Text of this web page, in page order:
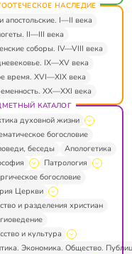
НАСЛЕДИЕ
апостольские. I—II века
II—III века
соборы. IV—VIII века
IX—XV века
время. XVI—XIX века
XX—XXI века
КАТАЛОГ
духовной жизни
богословие
беседы
Апологетика
Патрология
богословие
Церкви
и разделения христиан
и культура
Экономика. Общество.